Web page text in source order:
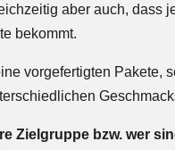
aber auch, dass
bekommt.
vorgefertigten Pakete,
Zielgruppe bzw. wer